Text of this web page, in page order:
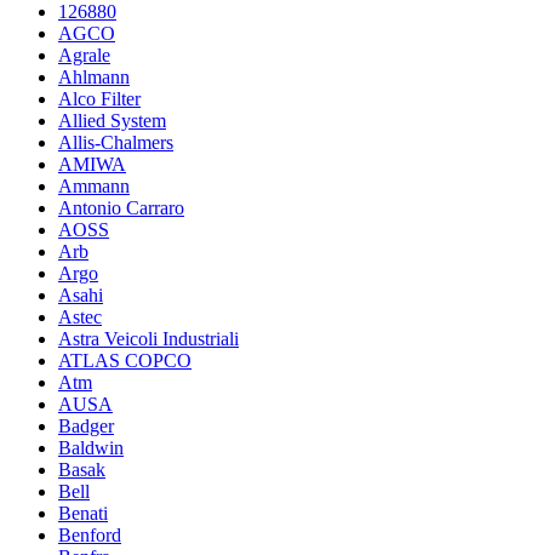
126880
AGCO
Agrale
Ahlmann
Alco Filter
Allied System
Allis-Chalmers
AMIWA
Ammann
Antonio Carraro
AOSS
Arb
Argo
Asahi
Astec
Astra Veicoli Industriali
ATLAS COPCO
Atm
AUSA
Badger
Baldwin
Basak
Bell
Benati
Benford